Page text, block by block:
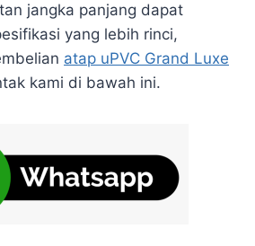
jangka panjang dapat
yang lebih rinci,
atap uPVC Grand Luxe
kami di bawah ini.